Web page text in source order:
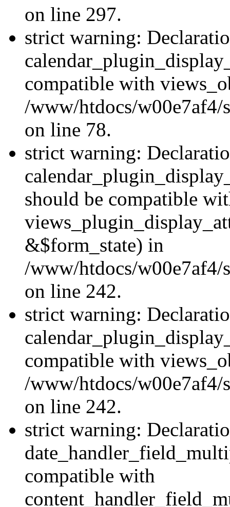
on line 297.
strict warning:
compatible with
/www/htdocs/w00e7af4/
on line 78.
strict warning:
should be compatible
&$form_state) in
/www/htdocs/w00e7af4/
on line 242.
strict warning:
compatible with
/www/htdocs/w00e7af4/
on line 242.
strict warning:
compatible with